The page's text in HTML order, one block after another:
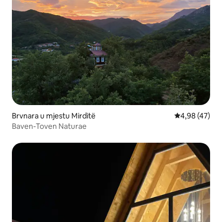
Brvnara u mjestu Mirditë Prosječna
4,98 (47)
Baven-Toven Naturae